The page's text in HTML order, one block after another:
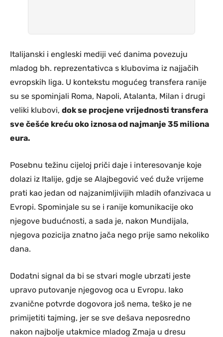
Italijanski i engleski mediji već danima povezuju
mladog bh. reprezentativca s klubovima iz najjačih
evropskih liga. U kontekstu mogućeg transfera ranije
su se spominjali Roma, Napoli, Atalanta, Milan i drugi
veliki klubovi, dok se procjene vrijednosti transfera
sve češće kreću oko iznosa od najmanje 35 miliona
eura.
Posebnu težinu cijeloj priči daje i interesovanje koje
dolazi iz Italije, gdje se Alajbegović već duže vrijeme
prati kao jedan od najzanimljivijih mladih ofanzivaca u
Evropi. Spominjale su se i ranije komunikacije oko
njegove budućnosti, a sada je, nakon Mundijala,
njegova pozicija znatno jača nego prije samo nekoliko
dana.
Dodatni signal da bi se stvari mogle ubrzati jeste
upravo putovanje njegovog oca u Evropu. Iako
zvanične potvrde dogovora još nema, teško je ne
primijetiti tajming, jer se sve dešava neposredno
nakon najbolje utakmice mladog Zmaja u dresu